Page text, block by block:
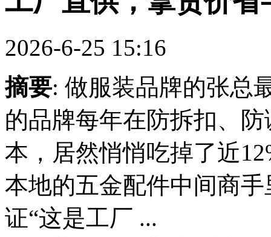
2026-6-25 15:16
摘要: 做服装品牌的张总
的品牌每年在防拆扣、
本，居然悄悄吃掉了近
本地的五金配件中间商
证“这是工厂 ...